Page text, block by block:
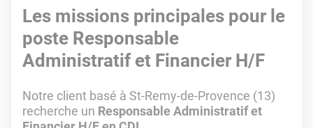
Les missions principales pour le
poste Responsable
Administratif et Financier H/F
Notre client basé à St-Remy-de-Provence (13)
recherche un Responsable Administratif et